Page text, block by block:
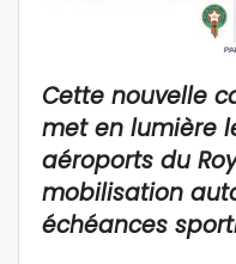
Cette nouvelle
met en lumière
aéroports du
mobilisation
échéances